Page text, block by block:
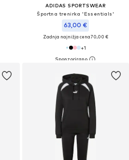
ADIDAS SPORTSWEAR
Športna trenirka 'Essentials'
63,00 €
Zadnja najnižja cena70,00 €
+1